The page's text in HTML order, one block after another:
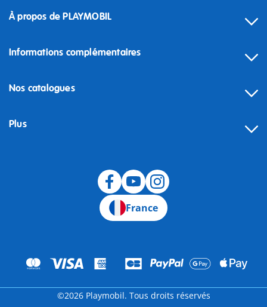
À propos de PLAYMOBIL
Informations complémentaires
Nos catalogues
Plus
France
©2026 Playmobil. Tous droits réservés